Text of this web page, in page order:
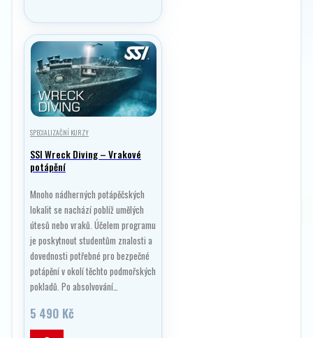
990 Kč
více
variant.
Možnosti
lze
vybrat
na
stránce
produktu
SPECIALIZAČNÍ KURZY
SSI Wreck Diving – Vrakové
potápění
Mnoho nádherných potápěčských
lokalit se nachází poblíž umělých
útesů nebo vraků. Účelem programu
je poskytnout studentům znalosti a
dovednosti potřebné pro bezpečné
potápění v okolí těchto podmořských
pokladů. Po absolvování…
5 490 Kč